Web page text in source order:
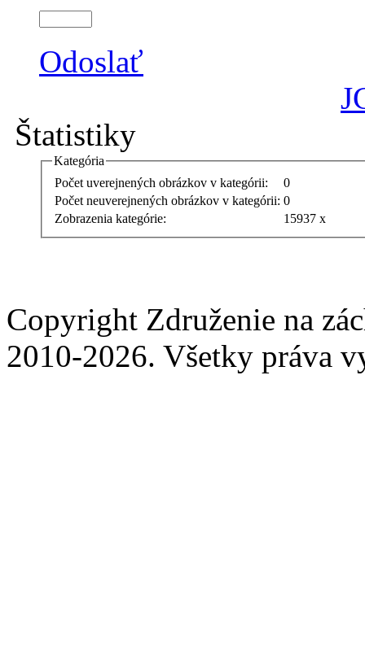
Odoslať
Štatistiky
Kategória
Počet uverejnených obrázkov v kategórii:
0
Počet neuverejnených obrázkov v kategórii: 0
Zobrazenia kategórie:
15937 x
Copyright Združenie na
2010-2026. Všetky práva